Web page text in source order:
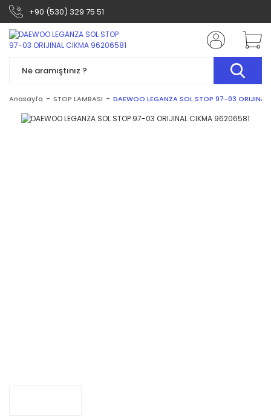
+90 (530) 329 75 51
Anasayfa STOP LAMBASI DAEWOO LEGANZA SOL STOP 97-03